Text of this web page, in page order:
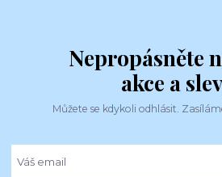
Nepropásněte
akce a
Můžete se kdykoli odhlásit.